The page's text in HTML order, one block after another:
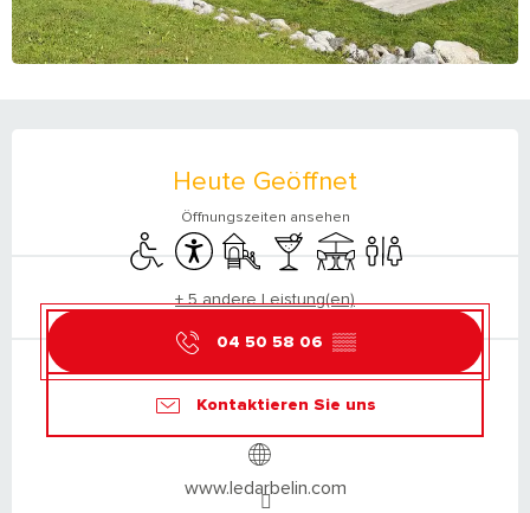
Heute Geöffnet
Öffnungszeiten ansehen
Zugang für Behinderte
Zugänglichkeit
Spiele für Kinder / Spielplatz
Bar / Getränkestand
TerrasseToiletten
+ 5 andere Leistung(en)
04 50 58 06 ▒▒
Kontaktieren Sie uns
www.ledarbelin.com